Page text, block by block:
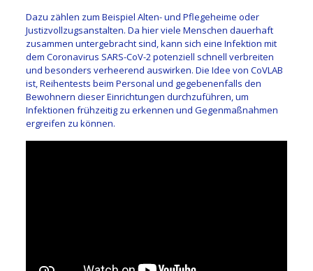
Dazu zählen zum Beispiel Alten- und Pflegeheime oder
Justizvollzugsanstalten. Da hier viele Menschen dauerhaft
zusammen untergebracht sind, kann sich eine Infektion mit
dem Coronavirus SARS-CoV-2 potenziell schnell verbreiten
und besonders verheerend auswirken. Die Idee von CoVLAB
ist, Reihentests beim Personal und gegebenenfalls den
Bewohnern dieser Einrichtungen durchzuführen, um
Infektionen frühzeitig zu erkennen und Gegenmaßnahmen
ergreifen zu können.